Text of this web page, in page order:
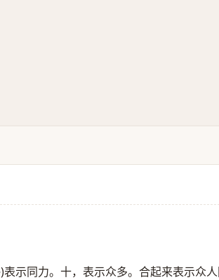
示同力。十，表示众多。合起来表示众